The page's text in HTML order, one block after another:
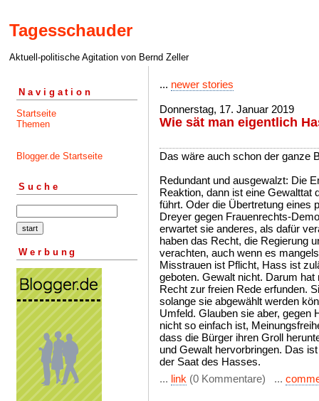
Tagesschauder
Aktuell-politische Agitation von Bernd Zeller
Navigation
Startseite
Themen
Blogger.de Startseite
Suche
Werbung
... newer stories
Donnerstag, 17. Januar 2019
Wie sät man eigentlich
Das wäre auch schon der ganze
Redundant und ausgewalzt: Die
Reaktion, dann ist eine Gewalttat
führt. Oder die Übertretung eines
Dreyer gegen Frauenrechts-
erwartet sie anderes, als dafür
haben das Recht, die Regierung
verachten, auch wenn es
Misstrauen ist Pflicht, Hass ist
geboten. Gewalt nicht. Darum
Recht zur freien Rede erfunden.
solange sie abgewählt werden
Umfeld. Glauben sie aber, gegen
nicht so einfach ist,
dass die Bürger ihren Groll
und Gewalt hervorbringen. Das
der Saat des Hasses.
... link (0 Kommentare) ...